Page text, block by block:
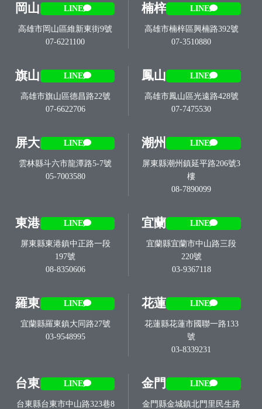
岡山 LINE
高雄市岡山區維新東街9號
07-6221100
楠梓 LINE
高雄市楠梓區興楠路392號
07-3510880
旗山 LINE
高雄市旗山區德昌路22號
07-6622706
鳳山 LINE
高雄市鳳山區光遠路428號
07-7475530
屏大 LINE
雲林縣斗六市龍潭路5-7號
05-7003580
潮州 LINE
屏東縣潮州鎮延平路206號3
樓
08-7890099
東港 LINE
屏東縣東港鎮中正路一段
197號
08-8350606
宜蘭 LINE
宜蘭縣宜蘭市中山路三段
220號
03-9367118
羅東 LINE
宜蘭縣羅東鎮大同路27號
03-9548995
花蓮 LINE
花蓮縣花蓮市國聯一路133
號
03-8339231
台東 LINE
台東縣台東市中山路323巷8
金門 LINE
金門縣金城鎮北門里民生路